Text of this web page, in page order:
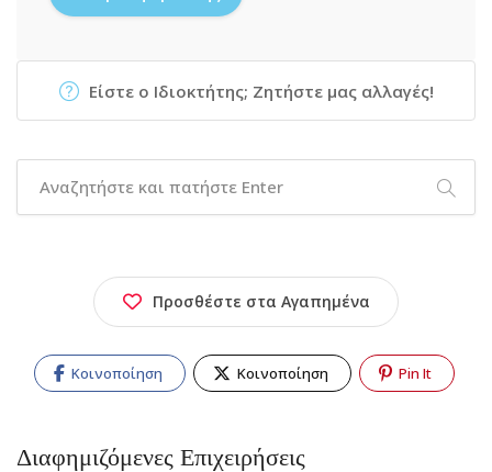
Είστε ο Ιδιοκτήτης; Ζητήστε μας αλλαγές!
Προσθέστε στα Αγαπημένα
Κοινοποίηση Κοινοποίηση Pin It
Διαφημιζόμενες Επιχειρήσεις